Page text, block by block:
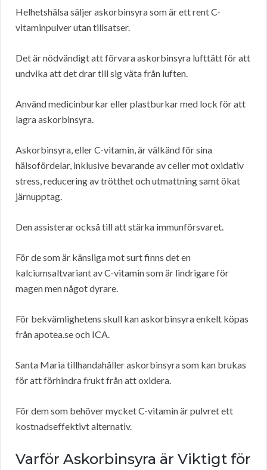
Helhetshälsa säljer askorbinsyra som är ett rent C-
vitaminpulver utan tillsatser.
Det är nödvändigt att förvara askorbinsyra lufttätt för att
undvika att det drar till sig väta från luften.
Använd medicinburkar eller plastburkar med lock för att
lagra askorbinsyra.
Askorbinsyra, eller C-vitamin, är välkänd för sina
hälsofördelar, inklusive bevarande av celler mot oxidativ
stress, reducering av trötthet och utmattning samt ökat
järnupptag.
Den assisterar också till att stärka immunförsvaret.
För de som är känsliga mot surt finns det en
kalciumsaltvariant av C-vitamin som är lindrigare för
magen men något dyrare.
För bekvämlighetens skull kan askorbinsyra enkelt köpas
från apotea.se och ICA.
Santa Maria tillhandahåller askorbinsyra som kan brukas
för att förhindra frukt från att oxidera.
För dem som behöver mycket C-vitamin är pulvret ett
kostnadseffektivt alternativ.
Varför Askorbinsyra är Viktigt för